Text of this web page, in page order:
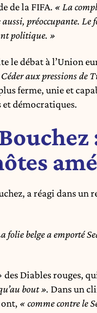
de la FIFA. « La
préoccupante.
politique. »
le débat à l’Union
aux pressions de
ferme, unie et
démocratiques.
a réagi dans un
folie belge a emporté
des Diables rouges,
bout ». Dans un
« comme contre le